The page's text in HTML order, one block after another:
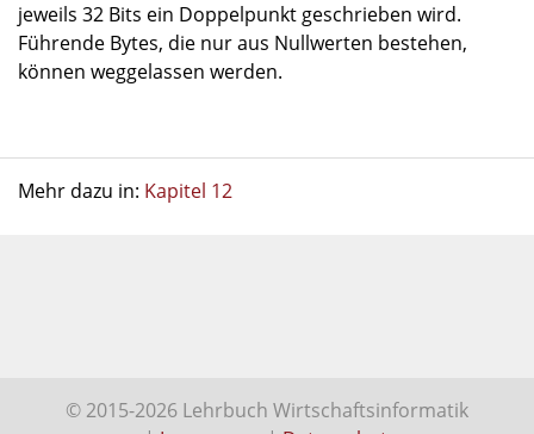
jeweils 32 Bits ein Doppelpunkt geschrieben wird.
Führende Bytes, die nur aus Nullwerten bestehen,
können weggelassen werden.
Mehr dazu in: Kapitel 12
© 2015-2026 Lehrbuch Wirtschaftsinformatik